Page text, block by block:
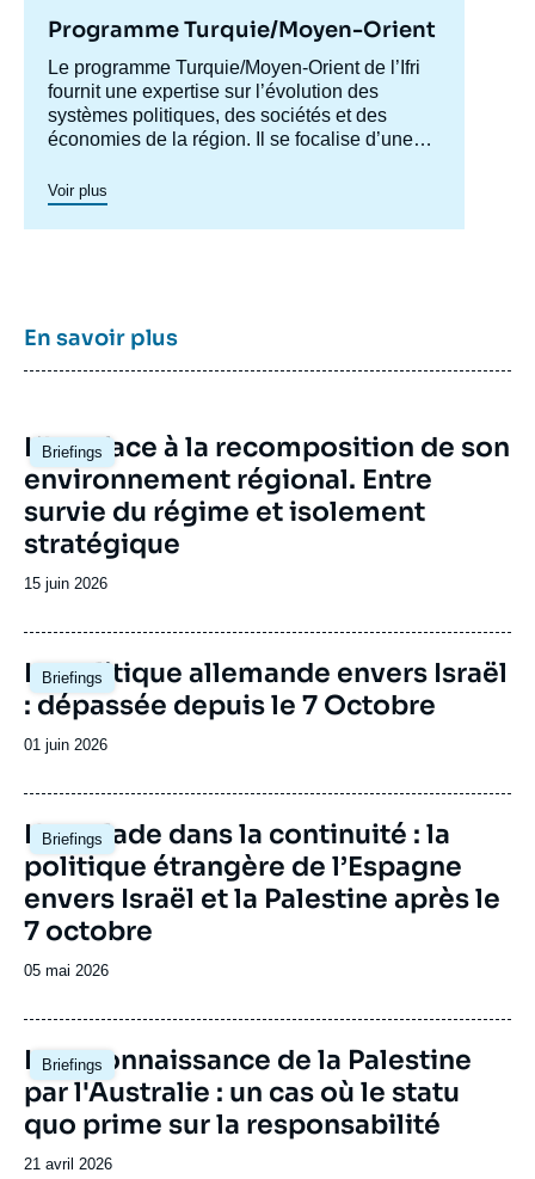
Programme Turquie/Moyen-Orient
Accroche
centre
Le programme Turquie/Moyen-Orient de l’Ifri
fournit une expertise sur l’évolution des
systèmes politiques, des sociétés et des
économies de la région. Il se focalise d’une
(influences turque et iranienne, risque de
morcellement des États de la région,
recompositions diplomatiques), et également
sub-saharienne…).
Voir plus
En savoir plus
Briefings
Image
principale
L’Iran face à la recomposition de son
environnement régional. Entre
survie du régime et isolement
stratégique
Date
publication
15 juin 2026
Briefings
Image
principale
La politique allemande envers Israël
: dépassée depuis le 7 Octobre
Date
publication
01 juin 2026
Briefings
Image
principale
L'escalade dans la continuité : la
politique étrangère de l’Espagne
envers Israël et la Palestine après le
7 octobre
Date
publication
05 mai 2026
Briefings
Image
principale
La reconnaissance de la Palestine
par l'Australie : un cas où le statu
quo prime sur la responsabilité
Date
21 avril 2026
Copier